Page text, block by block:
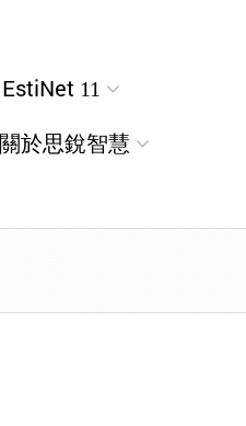
EstiNet 11
關於思銳智慧